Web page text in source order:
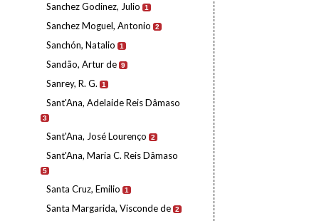
Sanchez Godinez, Julio 1
Sanchez Moguel, Antonio 2
Sanchón, Natalio 1
Sandão, Artur de 9
Sanrey, R. G. 1
Sant'Ana, Adelaide Reis Dâmaso
3
Sant'Ana, José Lourenço 2
Sant'Ana, Maria C. Reis Dâmaso
5
Santa Cruz, Emilio 1
Santa Margarida, Visconde de 2